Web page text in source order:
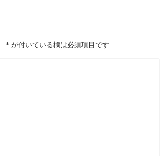
* が付いている欄は必須項目です